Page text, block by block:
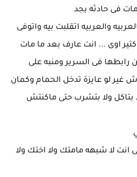
فى حادثه بجد
والعربيه اتقلبت بيه واتوفى
اوى ... انت عارف بعد ما مات
رابطها فى السرير ومنبه على
غير لو عايزة تدخل الحمام وكمان
بتاكل ولا بتشرب حتى ماكنتش
لا شبهه مامتك ولا اختك ولا